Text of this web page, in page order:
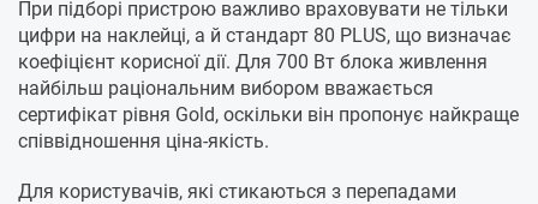
При підборі пристрою важливо враховувати не тільки
цифри на наклейці, а й стандарт 80 PLUS, що визначає
коефіцієнт корисної дії. Для 700 Вт блока живлення
найбільш раціональним вибором вважається
сертифікат рівня Gold, оскільки він пропонує найкраще
співвідношення ціна-якість.
Для користувачів, які стикаються з перепадами